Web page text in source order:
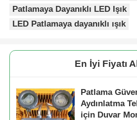
Patlamaya Dayanıklı Kutu
patlamaya dayanıklı anahtar
patlamaya dayanıklı fiş ve priz
Patlamaya Dayanıklı LED Işık
LED Patlamaya dayanıklı ışık
En İyi Fiyatı
Patlama
Aydınlatma
için Duvar